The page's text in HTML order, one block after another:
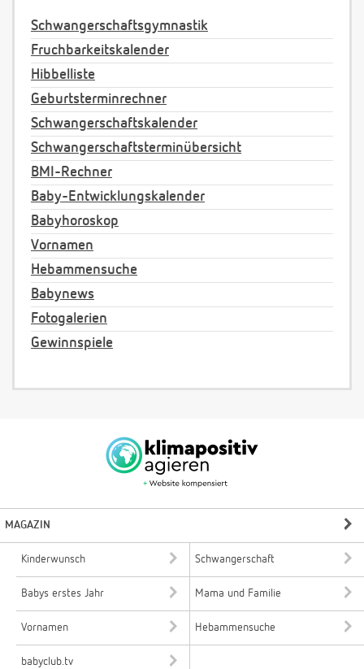
Schwangerschaftsgymnastik
Fruchbarkeitskalender
Hibbelliste
Geburtsterminrechner
Schwangerschaftskalender
Schwangerschaftsterminübersicht
BMI-Rechner
Baby-Entwicklungskalender
Babyhoroskop
Vornamen
Hebammensuche
Babynews
Fotogalerien
Gewinnspiele
MAGAZIN
Kinderwunsch Schwangerschaft
Babys erstes Jahr Mama und Familie
Vornamen Hebammensuche
babyclub.tv